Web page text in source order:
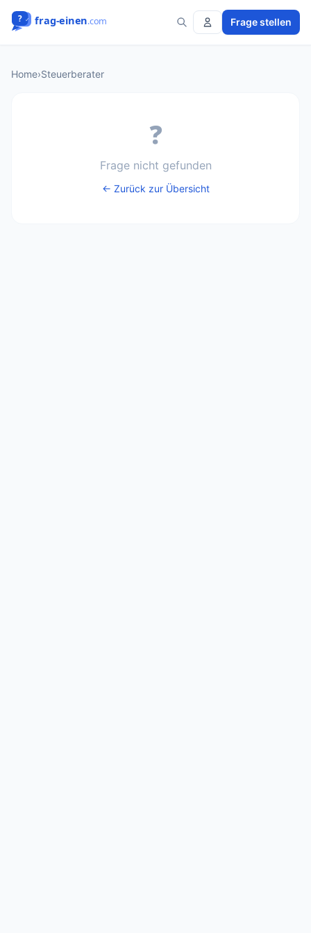
Frage stellen
Home›Steuerberater
❓
Frage nicht gefunden
← Zurück zur Übersicht